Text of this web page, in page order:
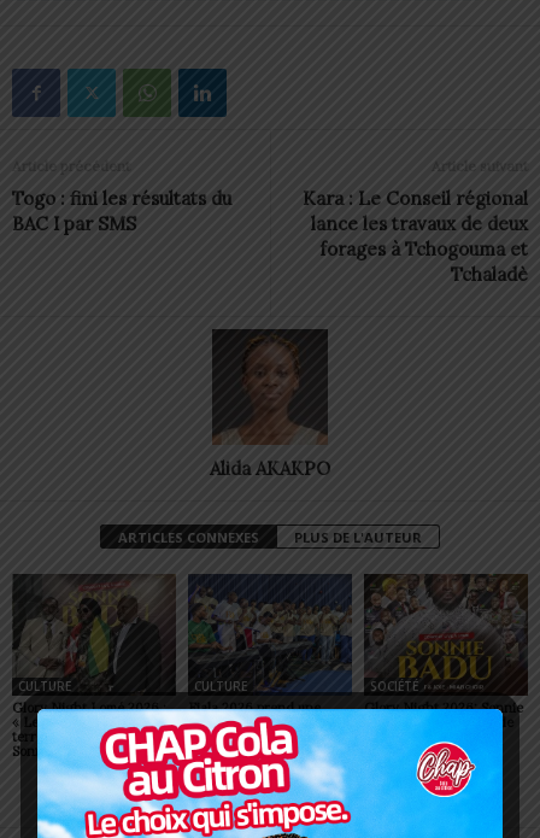
Article précédent
Togo : fini les résultats du
BAC I par SMS
Article suivant
Kara : Le Conseil régional
lance les travaux de deux
forages à Tchogouma et
Tchaladè
Alida AKAKPO
ARTICLES CONNEXES PLUS DE L'AUTEUR
CULTURE
Glory Night Lomé 2026 :
« Le ciel rencontrera la
terre, il y aura un réveil »,
Sonnie Badu
CULTURE
Fiala 2026 prend une
dimension internationale
avec Onel Mala à Lomé
SOCIÉTÉ
Glory Night 2026: Sonnie